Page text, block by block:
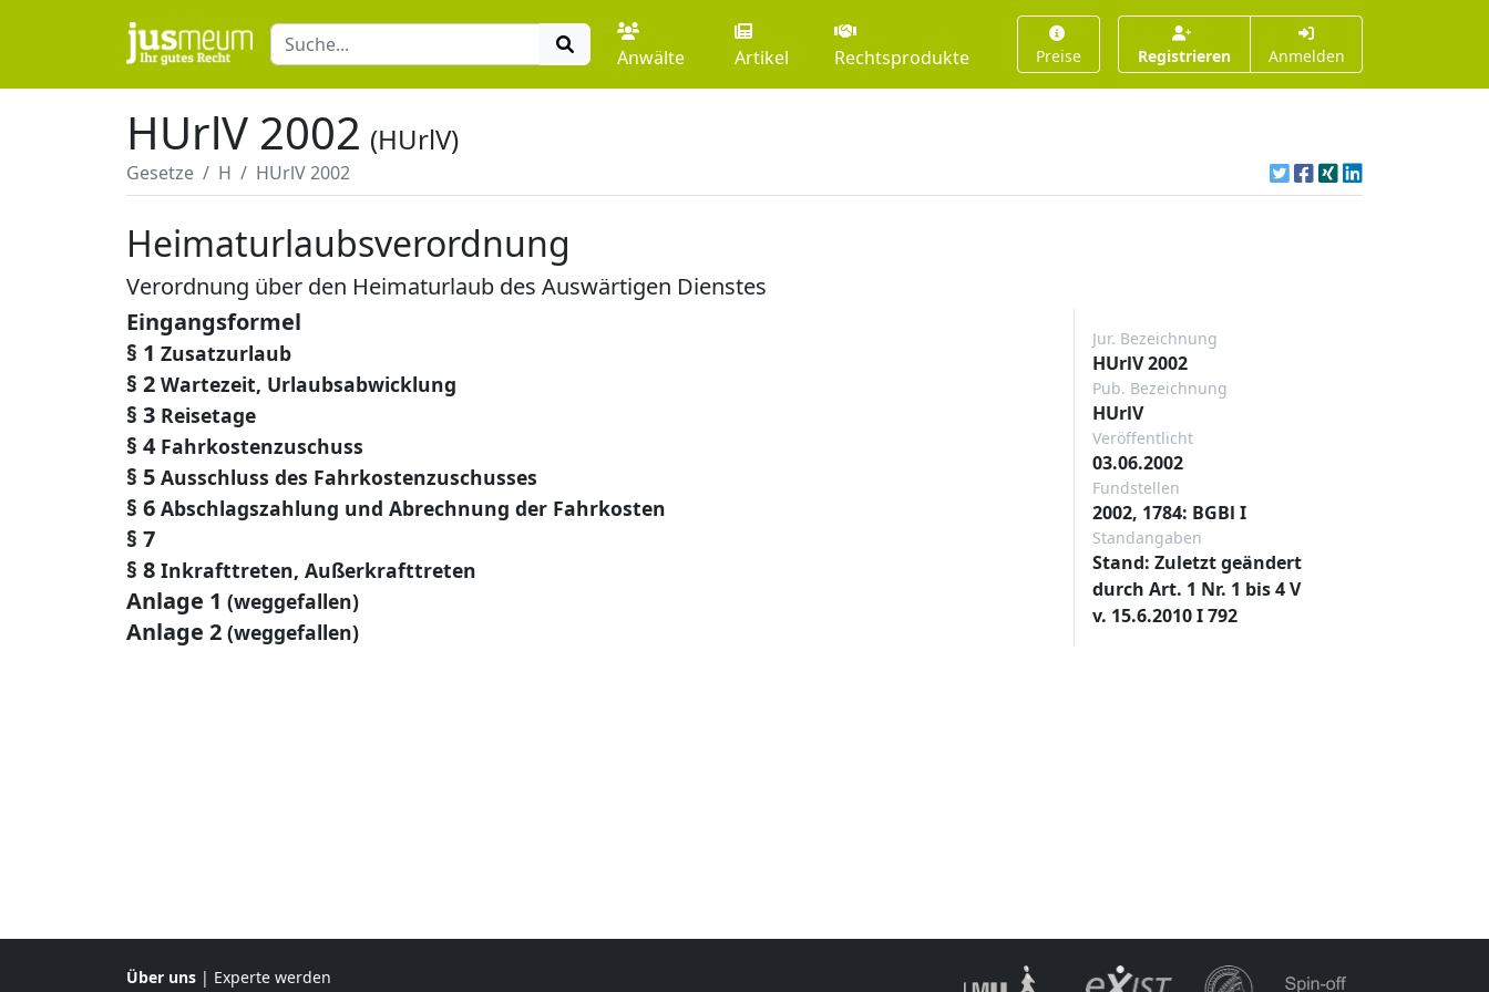
Anwälte Artikel Rechtsprodukte Preise Registrieren Anmelden
HUrlV 2002 (HUrlV)
Gesetze H HUrlV 2002
Heimaturlaubsverordnung
Verordnung über den Heimaturlaub des Auswärtigen Dienstes
Eingangsformel
§ 1 Zusatzurlaub
§ 2 Wartezeit, Urlaubsabwicklung
§ 3 Reisetage
§ 4 Fahrkostenzuschuss
§ 5 Ausschluss des Fahrkostenzuschusses
§ 6 Abschlagszahlung und Abrechnung der Fahrkosten
§ 7
§ 8 Inkrafttreten, Außerkrafttreten
Anlage 1 (weggefallen)
Anlage 2 (weggefallen)
Jur. Bezeichnung
HUrlV 2002
Pub. Bezeichnung
HUrlV
Veröffentlicht
03.06.2002
Fundstellen
2002, 1784: BGBl I
Standangaben
Stand: Zuletzt geändert
durch Art. 1 Nr. 1 bis 4 V
v. 15.6.2010 I 792
Über uns | Experte werden